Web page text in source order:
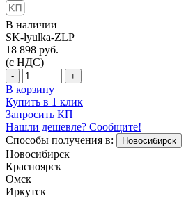
В наличии
SK-lyulka-ZLP
18 898 руб.
(с НДС)
- +
В корзину
Купить в 1 клик
Запросить КП
Нашли дешевле? Сообщите!
Способы получения в:
Новосибирск
Новосибирск
Красноярск
Омск
Иркутск